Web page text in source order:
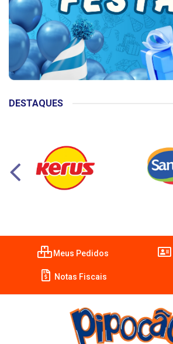
DESTAQUES
Meus Pedidos
Notas Fiscais